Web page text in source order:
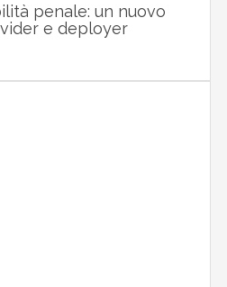
penale: un nuovo
e deployer